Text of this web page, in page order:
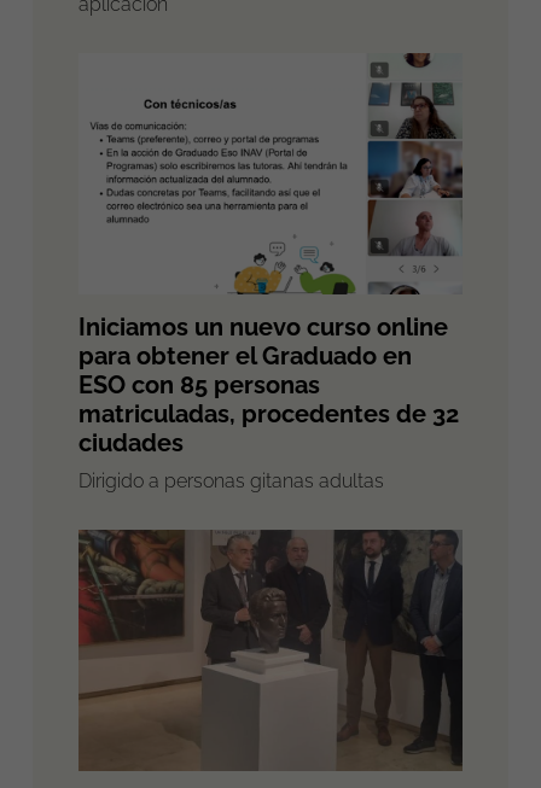
Iniciamos un nuevo curso online
para obtener el Graduado en
ESO con 85 personas
matriculadas, procedentes de 32
ciudades
Dirigido a personas gitanas adultas